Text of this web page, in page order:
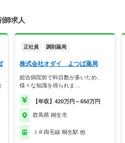
師求人
正社員 調剤薬局
株式会社オダイ よつば薬局
総合病院前で科目数が多いため、
様々な知識を得られま…
【年収】420万円～650万円
群馬県 桐生市
ＪＲ両毛線 桐生駅 他